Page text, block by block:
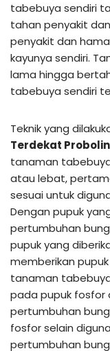
tabebuya sendiri
tahan penyakit
penyakit dan
kayunya sendiri.
lama hingga
tabebuya sendiri
Teknik yang
Terdekat
tanaman
atau lebat,
sesuai untuk
Dengan pupuk
pertumbuhan
pupuk yang
memberikan
tanaman
pada pupuk
pertumbuhan
fosfor selain
pertumbuhan